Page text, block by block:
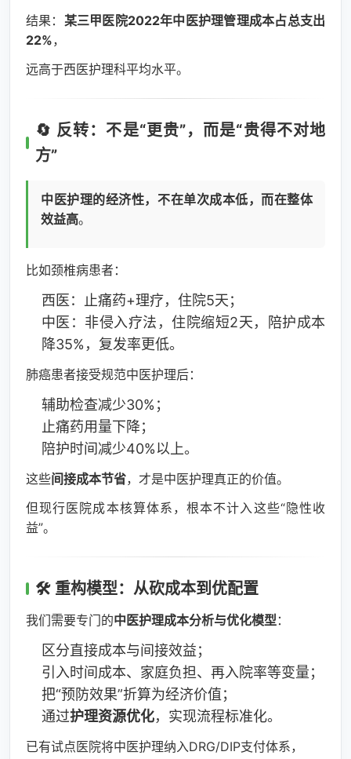
结果： 某三甲医院2022年中医护理管理成本占总支出
22%，
远高于西医护理科平均水平。
🔄 反转：不是“更贵”，而是“贵得不对地
方”
中医护理的经济性，不在单次成本低，而在整体
效益高。
比如颈椎病患者：
西医：止痛药+理疗，住院5天；
中医：非侵入疗法，住院缩短2天，陪护成本
降35%，复发率更低。
肺癌患者接受规范中医护理后：
辅助检查减少30%；
止痛药用量下降；
陪护时间减少40%以上。
这些间接成本节省，才是中医护理真正的价值。
但现行医院成本核算体系，根本不计入这些“隐性收
益”。
🛠️ 重构模型：从砍成本到优配置
我们需要专门的中医护理成本分析与优化模型：
区分直接成本与间接效益；
引入时间成本、家庭负担、再入院率等变量；
把“预防效果”折算为经济价值；
通过护理资源优化，实现流程标准化。
已有试点医院将中医护理纳入DRG/DIP支付体系，